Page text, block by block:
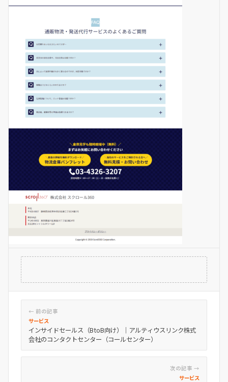
← 前の記事
サービス
インサイドセールス（BtoB向け）｜アルティウスリンク株式
会社のコンタクトセンター（コールセンター）
次の記事 →
サービス